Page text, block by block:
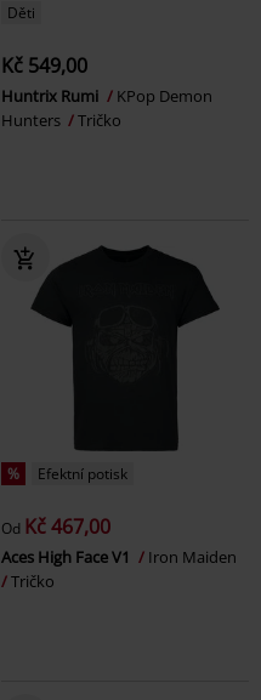
Děti
Kč 549,00
Huntrix Rumi
KPop Demon
Hunters
Tričko
% Efektní potisk
Od Kč 467,00
Aces High Face V1
Iron Maiden
Tričko